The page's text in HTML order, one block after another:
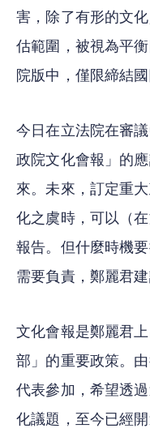
害，除了有形的文
估範圍，被視為平
院版中，僅限締結
今日在立法院在審
政院文化會報」的
來。未來，訂定重
化之虞時，可以（
報告。但什麼時機
需要負責，鄭麗君
文化會報是鄭麗君
部」的重要政策。
代表參加，希望透
化議題，至今已經開